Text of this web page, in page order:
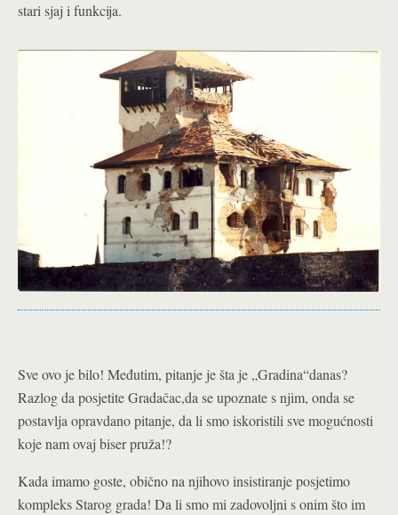
stari sjaj i funkcija.
Sve ovo je bilo! Međutim, pitanje je šta je „Gradina“danas?
Razlog da posjetite Gradačac,da se upoznate s njim, onda se
postavlja opravdano pitanje, da li smo iskoristili sve mogućnosti
koje nam ovaj biser pruža!?
Kada imamo goste, obično na njihovo insistiranje posjetimo
kompleks Starog grada! Da li smo mi zadovoljni s onim što im